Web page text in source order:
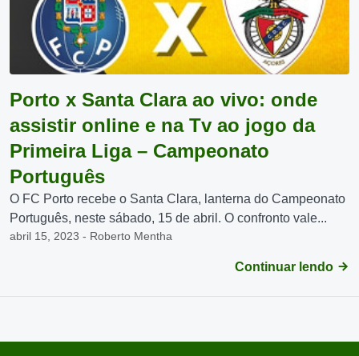
Porto x Santa Clara ao vivo: onde
assistir online e na Tv ao jogo da
Primeira Liga – Campeonato
Português
O FC Porto recebe o Santa Clara, lanterna do Campeonato
Português, neste sábado, 15 de abril. O confronto vale...
abril 15, 2023 - Roberto Mentha
Continuar lendo